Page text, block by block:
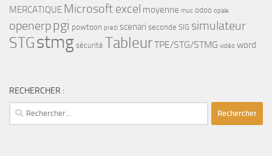
MERCATIQUE Microsoft excel moyenne muc odoo opale
openerppgi powtoon prezi scenari seconde SIG simulateur
STGstmg sécurité TableurTPE/STG/STMG vidéo word
RECHERCHER :
Rechercher :